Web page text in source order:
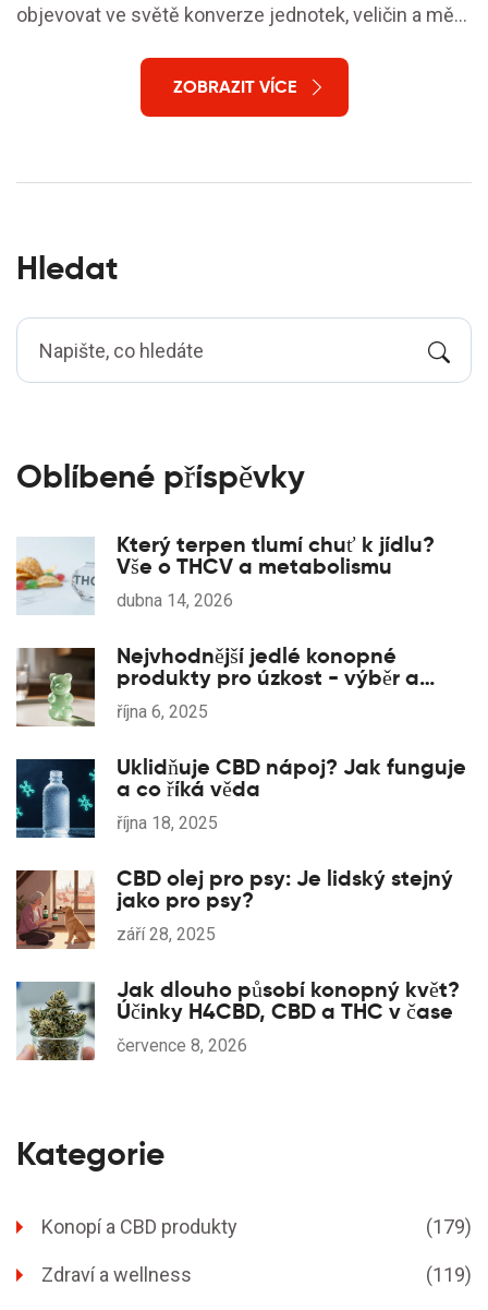
objevovat ve světě konverze jednotek, veličin a měr,
ZOBRAZIT VÍCE
Hledat
Oblíbené příspěvky
Který terpen tlumí chuť k jídlu?
Vše o THCV a metabolismu
dubna 14, 2026
Nejvhodnější jedlé konopné
produkty pro úzkost - výběr a
dávkování
října 6, 2025
Uklidňuje CBD nápoj? Jak funguje
a co říká věda
října 18, 2025
CBD olej pro psy: Je lidský stejný
jako pro psy?
září 28, 2025
Jak dlouho působí konopný květ?
Účinky H4CBD, CBD a THC v čase
července 8, 2026
Kategorie
Konopí a CBD produkty (179)
Zdraví a wellness (119)